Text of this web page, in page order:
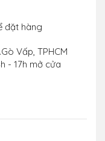
đặt hàng
Vấp, TPHCM
- 17h mở cửa